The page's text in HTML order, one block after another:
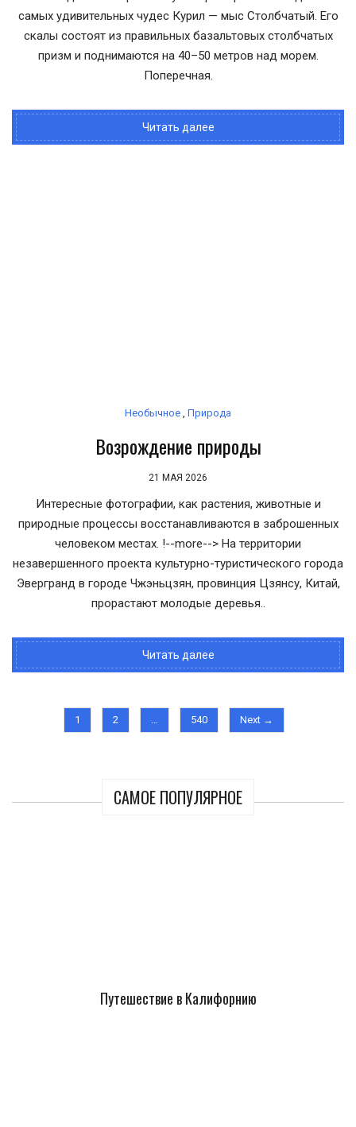
самых удивительных чудес Курил — мыс Столбчатый. Его
скалы состоят из правильных базальтовых столбчатых
призм и поднимаются на 40–50 метров над морем.
Поперечная.
Читать далее
Необычное , Природа
Возрождение природы
21 МАЯ 2026
Интересные фотографии, как растения, животные и
природные процессы восстанавливаются в заброшенных
человеком местах. !--more--> На территории
незавершенного проекта культурно-туристического города
Эвергранд в городе Чжэньцзян, провинция Цзянсу, Китай,
прорастают молодые деревья..
Читать далее
1 2 … 540 Next →
САМОЕ ПОПУЛЯРНОЕ
Путешествие в Калифорнию